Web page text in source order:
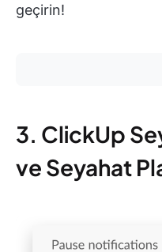
geçirin!
3. ClickUp
ve Seyahat